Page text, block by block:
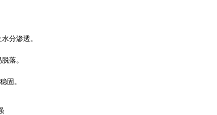
分渗透。
落。
固。